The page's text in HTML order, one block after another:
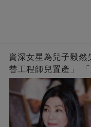
資深女星為兒子毅
替工程師兒置產」